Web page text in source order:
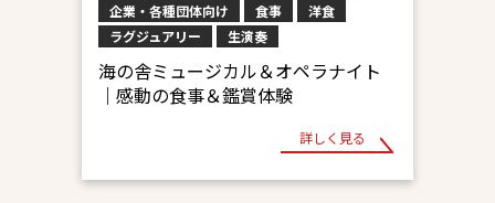
企業・各種団体向け
食事
洋食
ラグジュアリー
生演奏
海の舎ミュージカル＆オペラナイト
｜感動の食事＆鑑賞体験
詳しく見る